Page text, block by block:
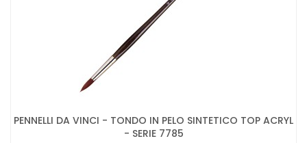
PENNELLI DA VINCI - TONDO IN PELO SINTETICO TOP ACRYL
- SERIE 7785